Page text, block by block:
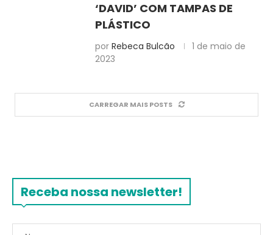
‘DAVID’ COM TAMPAS DE
PLÁSTICO
por Rebeca Bulcão
1 de maio de
2023
CARREGAR MAIS POSTS
Receba nossa newsletter!